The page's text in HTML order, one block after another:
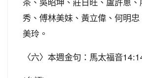
秀、傅林美妹、黃立偉、何明
美玲。
〈六〉本週金句：馬太福音